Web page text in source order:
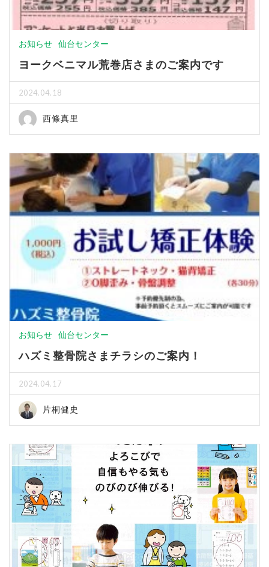
お知らせ 仙台センター
ヨークベニマル荒巻店さまのご案内です
2024.04.18
西條真里
お知らせ 仙台センター
ハズミ整骨院さまチラシのご案内！
2024.04.17
片桐健史